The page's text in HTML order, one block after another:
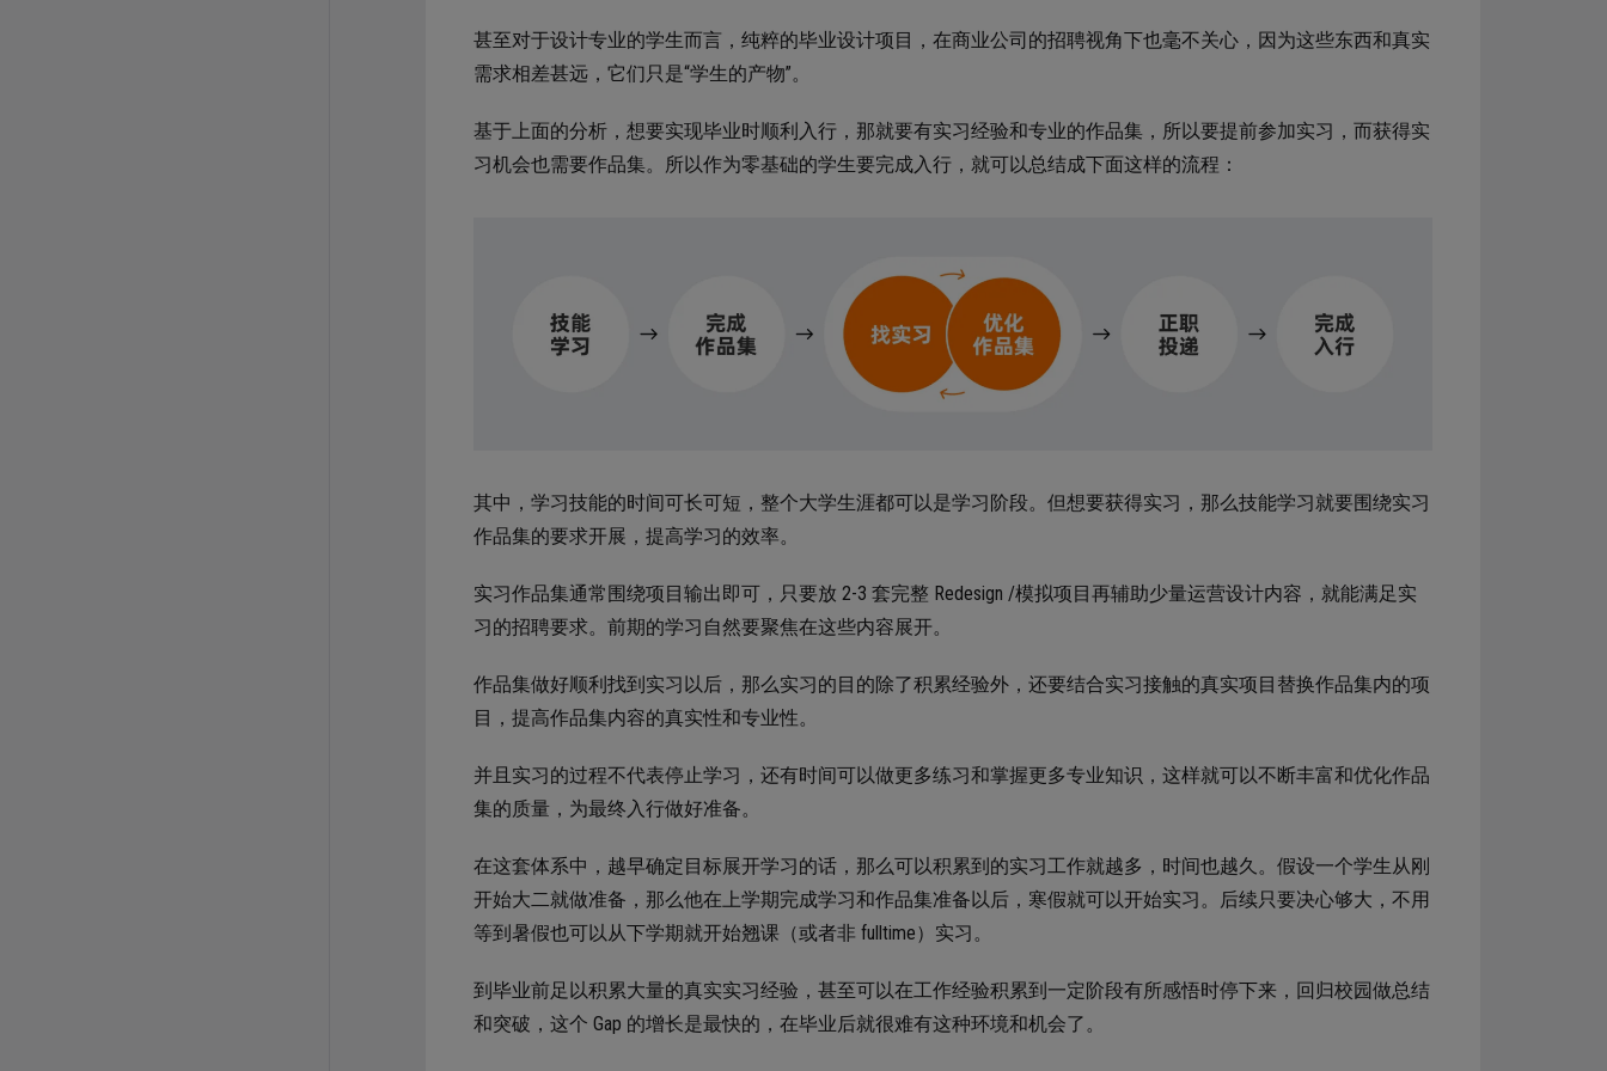
甚至对于设计专业的学生而言，纯粹的毕业设计项目，在商业公司的招聘视角下也毫不关心，因为这些东西和真实
需求相差甚远，它们只是“学生的产物”。
基于上面的分析，想要实现毕业时顺利入行，那就要有实习经验和专业的作品集，所以要提前参加实习，而获得实
习机会也需要作品集。所以作为零基础的学生要完成入行，就可以总结成下面这样的流程：
其中，学习技能的时间可长可短，整个大学生涯都可以是学习阶段。但想要获得实习，那么技能学习就要围绕实习
作品集的要求开展，提高学习的效率。
实习作品集通常围绕项目输出即可，只要放 2-3 套完整 Redesign /模拟项目再辅助少量运营设计内容，就能满足实
习的招聘要求。前期的学习自然要聚焦在这些内容展开。
作品集做好顺利找到实习以后，那么实习的目的除了积累经验外，还要结合实习接触的真实项目替换作品集内的项
目，提高作品集内容的真实性和专业性。
并且实习的过程不代表停止学习，还有时间可以做更多练习和掌握更多专业知识，这样就可以不断丰富和优化作品
集的质量，为最终入行做好准备。
在这套体系中，越早确定目标展开学习的话，那么可以积累到的实习工作就越多，时间也越久。假设一个学生从刚
开始大二就做准备，那么他在上学期完成学习和作品集准备以后，寒假就可以开始实习。后续只要决心够大，不用
等到暑假也可以从下学期就开始翘课（或者非 fulltime）实习。
到毕业前足以积累大量的真实实习经验，甚至可以在工作经验积累到一定阶段有所感悟时停下来，回归校园做总结
和突破，这个 Gap 的增长是最快的，在毕业后就很难有这种环境和机会了。